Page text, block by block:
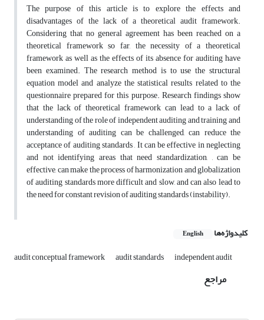
The purpose of this article is to explore the effects and
disadvantages of the lack of a theoretical audit framework.
Considering that no general agreement has been reached on a
theoretical framework so far, the necessity of a theoretical
framework as well as the effects of its absence for auditing have
been examined. The research method is to use the structural
equation model and analyze the statistical results related to the
questionnaire prepared for this purpose. Research findings show
that the lack of theoretical framework can lead to a lack of
understanding of the role of independent auditing and training and
understanding of auditing can be challenged, can reduce the
acceptance of auditing standards , It can be effective in neglecting
and not identifying areas that need standardization, , can be
effective, can make the process of harmonization and globalization
of auditing standards more difficult and slow, and can also lead to
the need for constant revision of auditing standards (instability).
کلیدواژه‌ها English
audit conceptual framework audit standards independent audit
مراجع